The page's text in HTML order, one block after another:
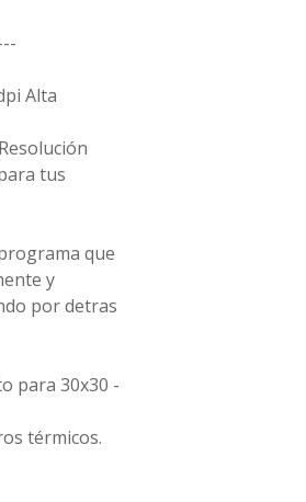
Alta
tus
que
y
por detras
para 30x30 -
térmicos.